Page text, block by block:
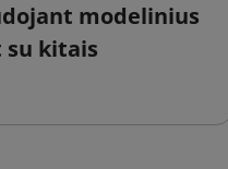
modelinius
kitais